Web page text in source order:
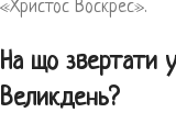
«Христос Воскрес».
На що звертати
Великдень?